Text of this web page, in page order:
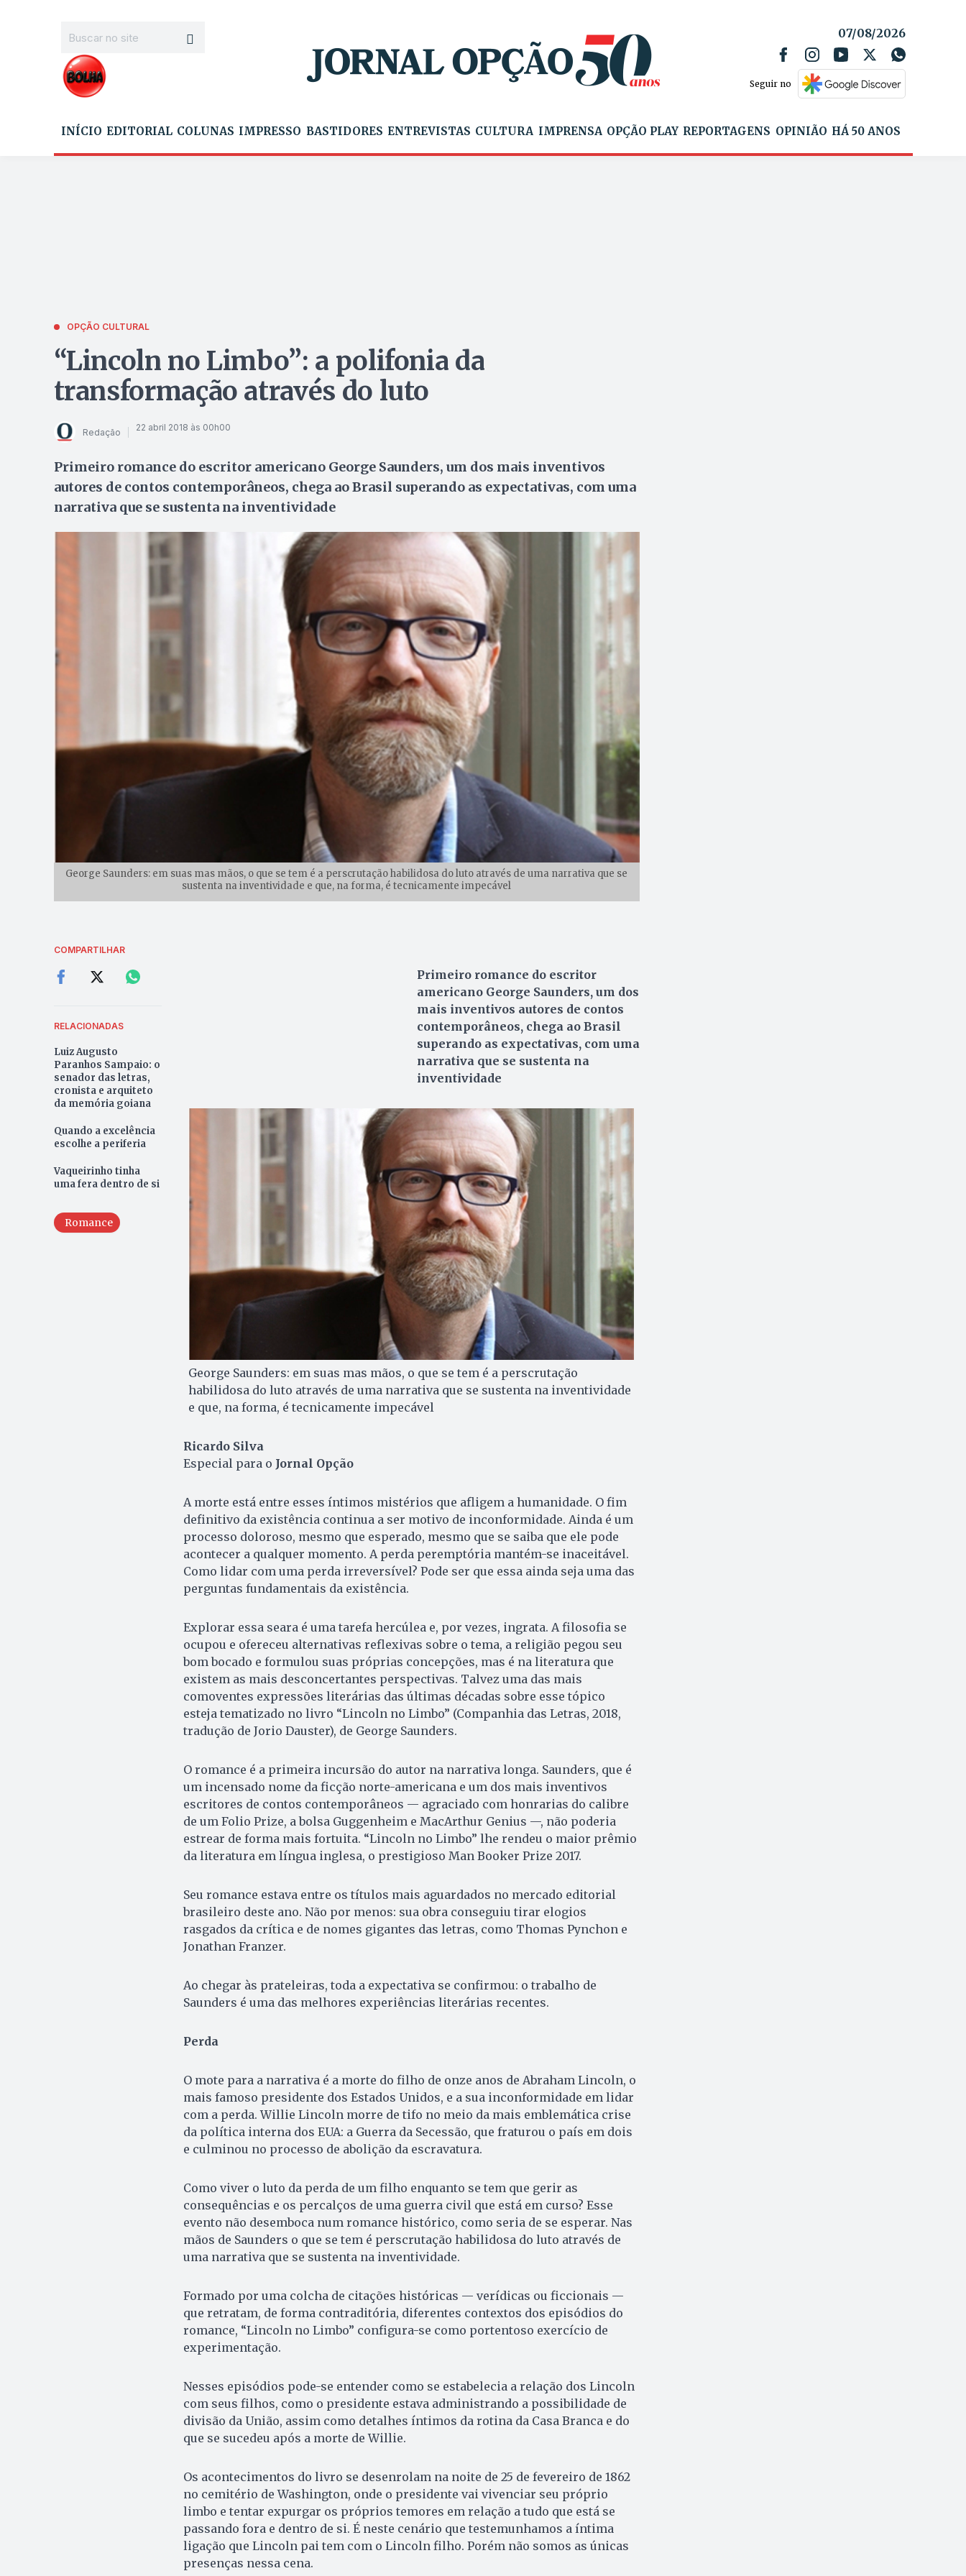
07/08/2026
Seguir no
INÍCIO EDITORIAL COLUNAS IMPRESSO BASTIDORES ENTREVISTAS CULTURA IMPRENSA OPÇÃO PLAY REPORTAGENS OPINIÃO HÁ 50 ANOS
OPÇÃO CULTURAL
“Lincoln no Limbo”: a polifonia da
transformação através do luto
Redação 22 abril 2018 às 00h00
Primeiro romance do escritor americano George Saunders, um dos mais inventivos
autores de contos contemporâneos, chega ao Brasil superando as expectativas, com uma
narrativa que se sustenta na inventividade
George Saunders: em suas mas mãos, o que se tem é a perscrutação habilidosa do luto através de uma narrativa que se
sustenta na inventividade e que, na forma, é tecnicamente impecável
COMPARTILHAR
RELACIONADAS
Luiz Augusto
Paranhos Sampaio: o
senador das letras,
cronista e arquiteto
da memória goiana
Quando a excelência
escolhe a periferia
Vaqueirinho tinha
uma fera dentro de si
Romance
Primeiro romance do escritor
americano George Saunders, um dos
mais inventivos autores de contos
contemporâneos, chega ao Brasil
superando as expectativas, com uma
narrativa que se sustenta na
inventividade
George Saunders: em suas mas mãos, o que se tem é a perscrutação
habilidosa do luto através de uma narrativa que se sustenta na inventividade
e que, na forma, é tecnicamente impecável
Ricardo Silva
Especial para o Jornal Opção
A morte está entre esses íntimos mistérios que afligem a humanidade. O fim
definitivo da existência continua a ser motivo de inconformidade. Ainda é um
processo doloroso, mesmo que esperado, mesmo que se saiba que ele pode
acontecer a qualquer momento. A perda peremptória mantém-se inaceitável.
Como lidar com uma perda irreversível? Pode ser que essa ainda seja uma das
perguntas fundamentais da existência.
Explorar essa seara é uma tarefa hercúlea e, por vezes, ingrata. A filosofia se
ocupou e ofereceu alternativas reflexivas sobre o tema, a religião pegou seu
bom bocado e formulou suas próprias concepções, mas é na literatura que
existem as mais desconcertantes perspectivas. Talvez uma das mais
comoventes expressões literárias das últimas décadas sobre esse tópico
esteja tematizado no livro “Lincoln no Limbo” (Companhia das Letras, 2018,
tradução de Jorio Dauster), de George Saunders.
O romance é a primeira incursão do autor na narrativa longa. Saunders, que é
um incensado nome da ficção norte-americana e um dos mais inventivos
escritores de contos contemporâneos — agraciado com honrarias do calibre
de um Folio Prize, a bolsa Guggenheim e MacArthur Genius —, não poderia
estrear de forma mais fortuita. “Lincoln no Limbo” lhe rendeu o maior prêmio
da literatura em língua inglesa, o prestigioso Man Booker Prize 2017.
Seu romance estava entre os títulos mais aguardados no mercado editorial
brasileiro deste ano. Não por menos: sua obra conseguiu tirar elogios
rasgados da crítica e de nomes gigantes das letras, como Thomas Pynchon e
Jonathan Franzer.
Ao chegar às prateleiras, toda a expectativa se confirmou: o trabalho de
Saunders é uma das melhores experiências literárias recentes.
Perda
O mote para a narrativa é a morte do filho de onze anos de Abraham Lincoln, o
mais famoso presidente dos Estados Unidos, e a sua inconformidade em lidar
com a perda. Willie Lincoln morre de tifo no meio da mais emblemática crise
da política interna dos EUA: a Guerra da Secessão, que fraturou o país em dois
e culminou no processo de abolição da escravatura.
Como viver o luto da perda de um filho enquanto se tem que gerir as
consequências e os percalços de uma guerra civil que está em curso? Esse
evento não desemboca num romance histórico, como seria de se esperar. Nas
mãos de Saunders o que se tem é perscrutação habilidosa do luto através de
uma narrativa que se sustenta na inventividade.
Formado por uma colcha de citações históricas — verídicas ou ficcionais —
que retratam, de forma contraditória, diferentes contextos dos episódios do
romance, “Lincoln no Limbo” configura-se como portentoso exercício de
experimentação.
Nesses episódios pode-se entender como se estabelecia a relação dos Lincoln
com seus filhos, como o presidente estava administrando a possibilidade de
divisão da União, assim como detalhes íntimos da rotina da Casa Branca e do
que se sucedeu após a morte de Willie.
Os acontecimentos do livro se desenrolam na noite de 25 de fevereiro de 1862
no cemitério de Washington, onde o presidente vai vivenciar seu próprio
limbo e tentar expurgar os próprios temores em relação a tudo que está se
passando fora e dentro de si. É neste cenário que testemunhamos a íntima
ligação que Lincoln pai tem com o Lincoln filho. Porém não somos as únicas
presenças nessa cena.